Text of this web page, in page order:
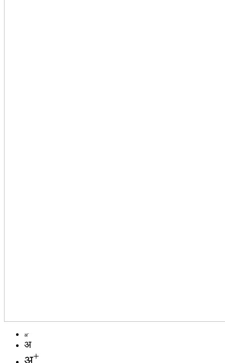
अ-
अ
अ+